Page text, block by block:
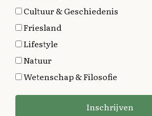
Cultuur & Geschiedenis
Friesland
Lifestyle
Natuur
Wetenschap & Filosofie
Inschrijven